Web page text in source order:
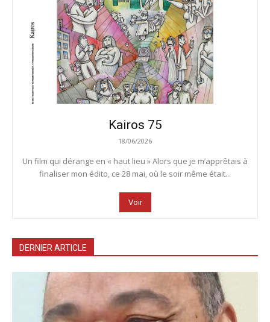
Kairos 75
18/06/2026
Un film qui dérange en « haut lieu » Alors que je m’apprêtais à
finaliser mon édito, ce 28 mai, où le soir même était...
Voir
DERNIER ARTICLE